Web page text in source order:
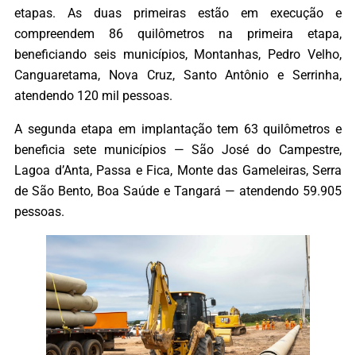
etapas. As duas primeiras estão em execução e
compreendem 86 quilômetros na primeira etapa,
beneficiando seis municípios, Montanhas, Pedro Velho,
Canguaretama, Nova Cruz, Santo Antônio e Serrinha,
atendendo 120 mil pessoas.
A segunda etapa em implantação tem 63 quilômetros e
beneficia sete municípios — São José do Campestre,
Lagoa d’Anta, Passa e Fica, Monte das Gameleiras, Serra
de São Bento, Boa Saúde e Tangará — atendendo 59.905
pessoas.